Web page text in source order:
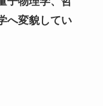
へ変貌してい